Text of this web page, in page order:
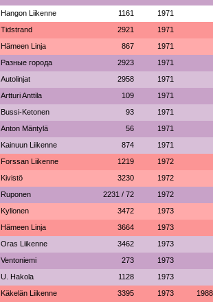
Hangon Liikenne 1161 1971
Tidstrand 2921 1971
Hämeen Linja 867 1971
Разные города 2923 1971
Autolinjat 2958 1971
Artturi Anttila 109 1971
Bussi-Ketonen 93 1971
Anton Mäntylä 56 1971
Kainuun Liikenne 874 1971
Forssan Liikenne 1219 1972
Kivistö 3230 1972
Ruponen 2231 / 72 1972
Kyllonen 3472 1973
Hämeen Linja 3664 1973
Oras Liikenne 3462 1973
Ventoniemi 273 1973
U. Hakola 1128 1973
Käkelän Liikenne 3395 1973 1988